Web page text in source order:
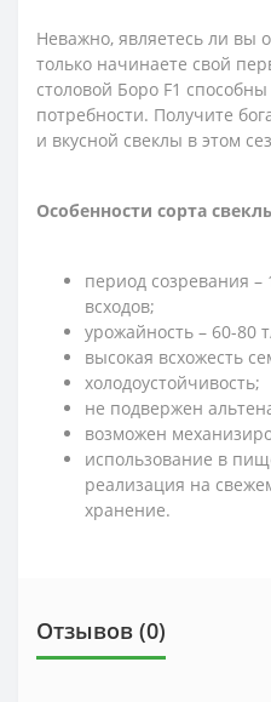
Неважно, являетесь ли вы
только начинаете свой
столовой Боро F1
потребности. Получите
и вкусной свеклы в этом
Особенности сорта
период созревания –
всходов;
урожайность – 60-80
высокая всхожесть
холодоустойчивость;
не подвержен
возможен
использование в
реализация на
хранение.
Отзывов (0)